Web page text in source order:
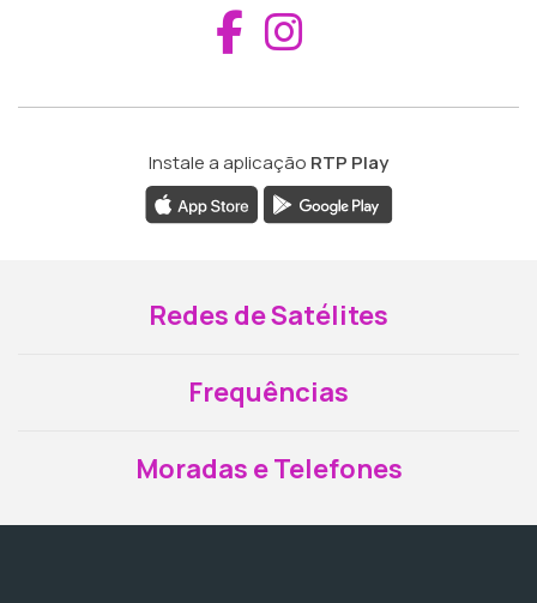
Aceder ao
Instale a aplicação RTP Play
Redes de Satélites
Frequências
Moradas e Telefones